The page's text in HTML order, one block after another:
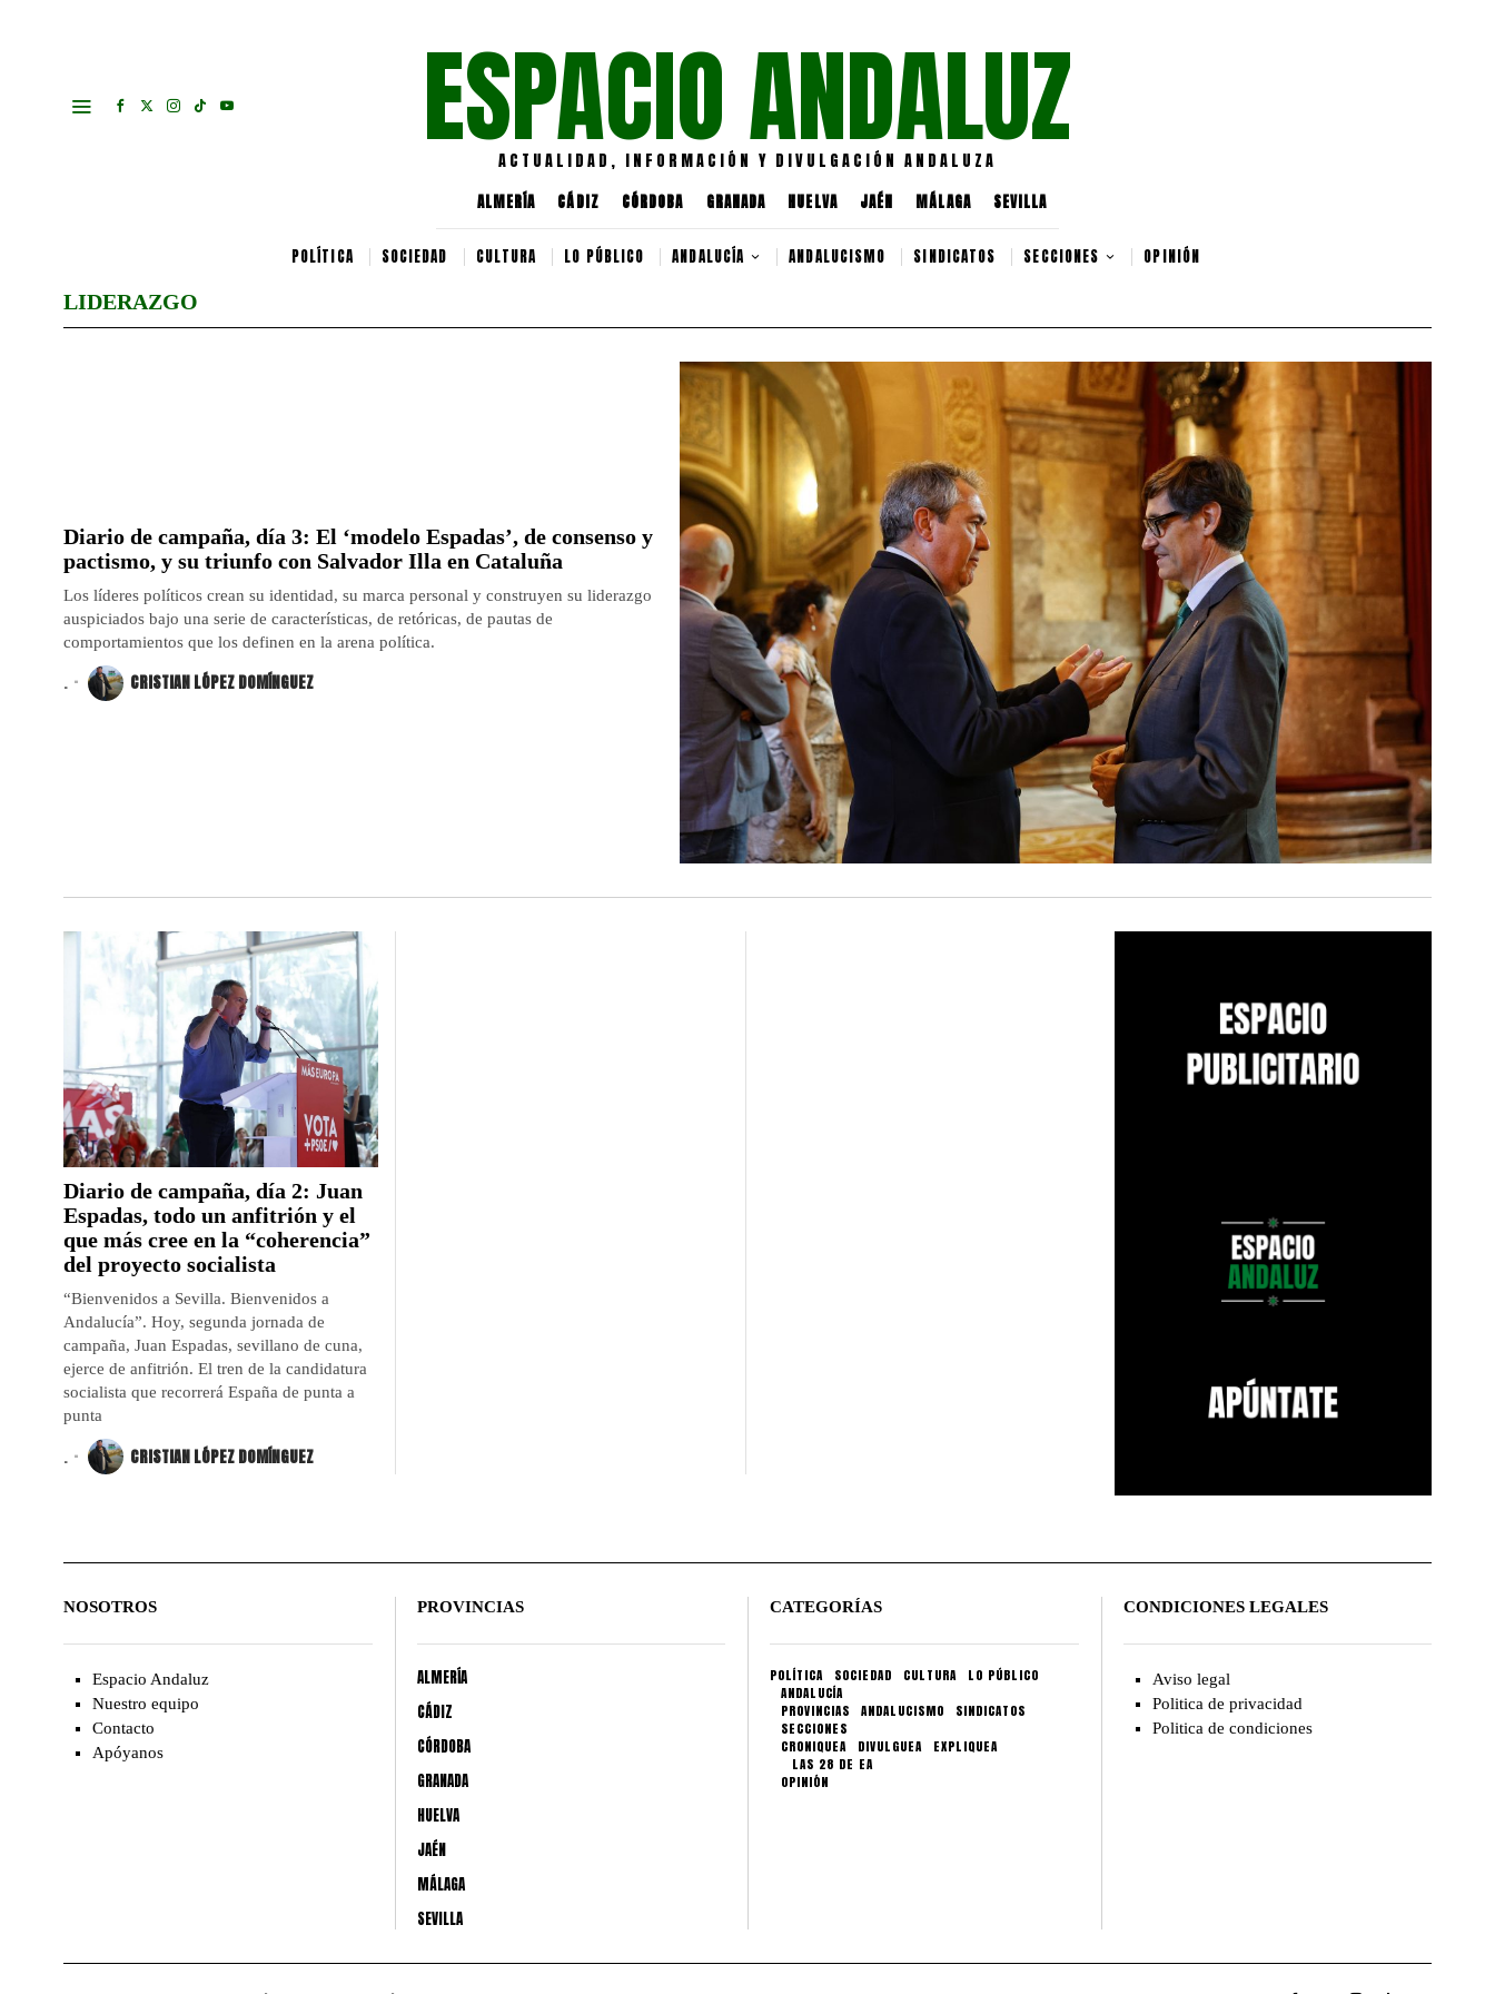
ESPACIO ANDALUZ
ACTUALIDAD, INFORMACIÓN Y DIVULGACIÓN ANDALUZA
ALMERÍA CÁDIZ CÓRDOBA GRANADA HUELVA JAÉN MÁLAGA SEVILLA
POLÍTICA SOCIEDAD CULTURA LO PÚBLICO ANDALUCÍA ANDALUCISMO SINDICATOS SECCIONES OPINIÓN
LIDERAZGO
Diario de campaña, día 3: El ‘modelo Espadas’, de consenso y
pactismo, y su triunfo con Salvador Illa en Cataluña
Los líderes políticos crean su identidad, su marca personal y construyen su liderazgo
auspiciados bajo una serie de características, de retóricas, de pautas de
comportamientos que los definen en la arena política.
. CRISTIAN LÓPEZ DOMÍNGUEZ
Diario de campaña, día 2: Juan
Espadas, todo un anfitrión y el
que más cree en la “coherencia”
del proyecto socialista
“Bienvenidos a Sevilla. Bienvenidos a
Andalucía”. Hoy, segunda jornada de
campaña, Juan Espadas, sevillano de cuna,
ejerce de anfitrión. El tren de la candidatura
socialista que recorrerá España de punta a
punta
. CRISTIAN LÓPEZ DOMÍNGUEZ
NOSOTROS
Espacio Andaluz
Nuestro equipo
Contacto
Apóyanos
PROVINCIAS
ALMERÍA
CÁDIZ
CÓRDOBA
GRANADA
HUELVA
JAÉN
MÁLAGA
SEVILLA
CATEGORÍAS
POLÍTICA SOCIEDAD CULTURA
LO PÚBLICO
ANDALUCÍA
PROVINCIAS
ANDALUCISMO
SINDICATOS
SECCIONES
CRONIQUEA
DIVULGUEA
EXPLIQUEA
LAS 28 DE EA
OPINIÓN
CONDICIONES LEGALES
Aviso legal
Politica de privacidad
Politica de condiciones